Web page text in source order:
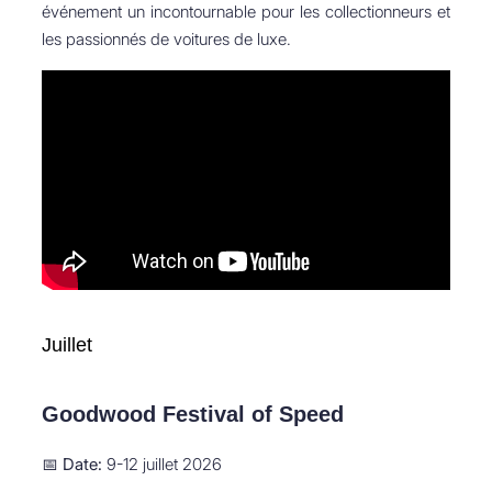
événement un incontournable pour les collectionneurs et
les passionnés de voitures de luxe.
Juillet
Goodwood Festival of Speed
📅 Date: 9-12 juillet 2026